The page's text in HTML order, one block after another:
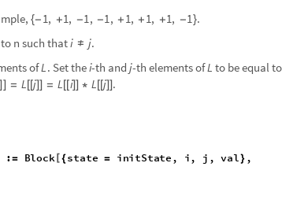
{- 1, +1, -1, -1, + 1, + 1, +1, -1}.
n such thati ≠ j.
ofL. Set thei-th andj-th elements ofL to be equal
] ] = L [[j]] = L [[i]] * L [[j]] .
:= Block {state = initState, i, j , val} ,